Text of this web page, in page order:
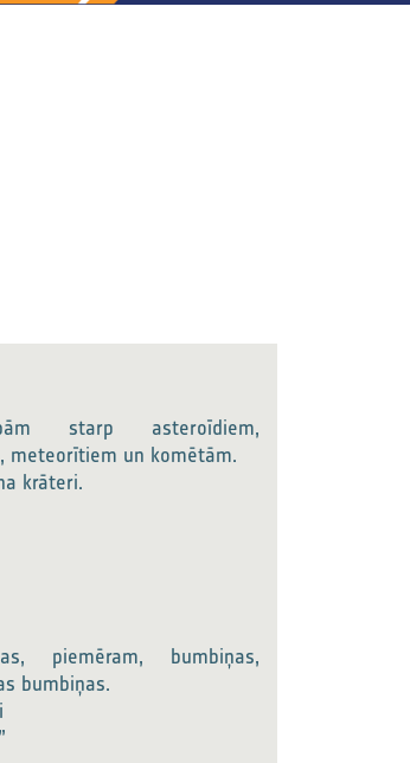
starp asteroīdiem,
meteorītiem un komētām.
krāteri.
piemēram, bumbiņas,
bumbiņas.